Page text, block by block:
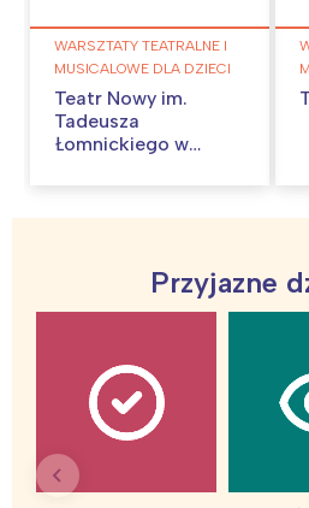
WARSZTATY TEATRALNE I
MUSICALOWE DLA DZIECI
Teatr Nowy im.
Tadeusza
Łomnickiego w
Przyjazne